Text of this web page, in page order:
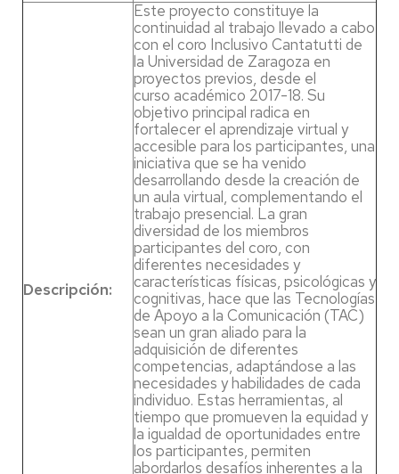
Descripción:
Este proyecto constituye la
continuidad al trabajo llevado a cabo
con el coro Inclusivo Cantatutti de
la Universidad de Zaragoza en
proyectos previos, desde el
curso académico 2017-18. Su
objetivo principal radica en
fortalecer el aprendizaje virtual y
accesible para los participantes, una
iniciativa que se ha venido
desarrollando desde la creación de
un aula virtual, complementando el
trabajo presencial. La gran
diversidad de los miembros
participantes del coro, con
diferentes necesidades y
características físicas, psicológicas y
cognitivas, hace que las Tecnologías
de Apoyo a la Comunicación (TAC)
sean un gran aliado para la
adquisición de diferentes
competencias, adaptándose a las
necesidades y habilidades de cada
individuo. Estas herramientas, al
tiempo que promueven la equidad y
la igualdad de oportunidades entre
los participantes, permiten
abordarlos desafíos inherentes a la